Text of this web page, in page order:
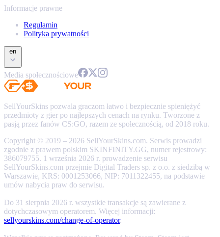
Informacje prawne
Regulamin
Polityka prywatności
en
Media społecznościowe
SellYourSkins pozwala graczom łatwo i bezpiecznie spieniężyć
przedmioty z gier po najlepszych cenach na rynku. Tworzone z
pasją przez fanów CS:GO, razem ze społecznością, od 2018 roku.
Copyright © 2019 – 2026 SellYourSkins.com. Serwis prowadzi
zgodnie z prawem polskim SKINFINITY.GG, numer rejestrowy:
386079755. 1 września 2026 r. prowadzenie serwisu
SellYourSkins.com przejmie Digital Traders sp. z o.o. z siedzibą w
Warszawie, KRS: 0001253066, NIP: 7011322455, na podstawie
umów nabycia praw do serwisu.
Do 31 sierpnia 2026 r. wszystkie transakcje są zawierane z
dotychczasowym operatorem. Więcej informacji:
sellyourskins.com/change-of-operator.